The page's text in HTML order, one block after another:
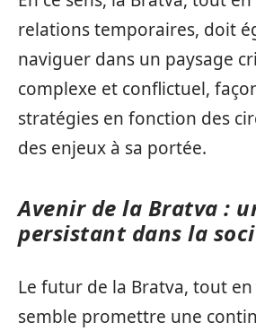
relations temporaires, doit
naviguer dans un paysage
complexe et conflictuel,
stratégies en fonction des
des enjeux à sa portée.
Avenir de la Bratva :
persistant dans la
Le futur de la Bratva, tout
semble promettre une